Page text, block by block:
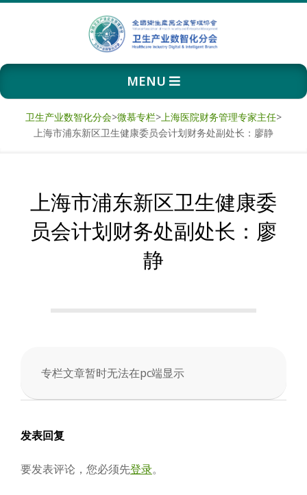
卫
生
产
数
智
Primary
Navigation
MENU
卫生产业数智化分会>微慕专栏>上海医院财务管理专家主任>
上海市浦东新区卫生健康委员会计划财务处副处长：廖静
上海市浦东新区卫生健康委
员会计划财务处副处长：廖
静
专栏文章暂时无法在pc端显示
2025-
02
发表回复
要发表评论，您必须先登录。